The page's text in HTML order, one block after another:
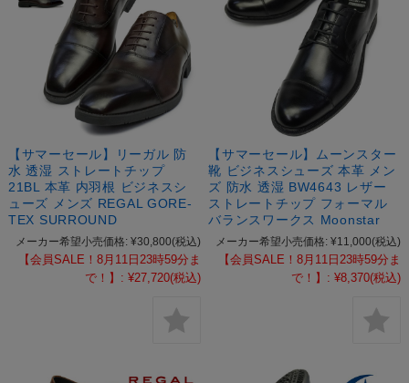
【サマーセール】リーガル 防
水 透湿 ストレートチップ
21BL 本革 内羽根 ビジネスシ
ューズ メンズ REGAL GORE-
TEX SURROUND
メーカー希望小売価格: ¥30,800(税込)
【会員SALE！8月11日23時59分ま
で！】: ¥27,720(税込)
【サマーセール】ムーンスター
靴 ビジネスシューズ 本革 メン
ズ 防水 透湿 BW4643 レザー
ストレートチップ フォーマル
バランスワークス Moonstar
メーカー希望小売価格: ¥11,000(税込)
【会員SALE！8月11日23時59分ま
で！】: ¥8,370(税込)